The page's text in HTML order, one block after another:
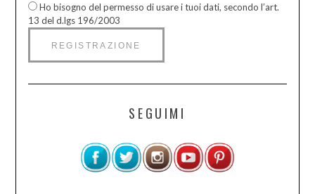
Ho bisogno del permesso di usare i tuoi dati, secondo l’art.
13 del d.lgs 196/2003
SEGUIMI